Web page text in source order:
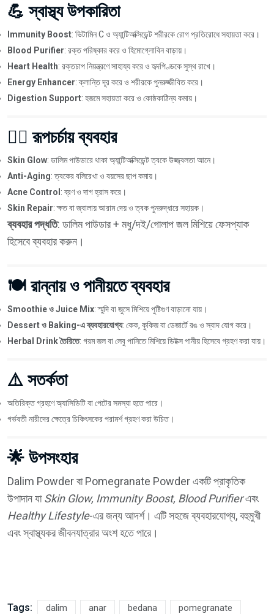
💪 স্বাস্থ্য উপকারিতা
Immunity Boost: ভিটামিন C ও অ্যান্টিঅক্সিডেন্ট শরীরকে রোগ প্রতিরোধে সহায়তা করে।
Blood Purifier: রক্ত পরিষ্কার করে ও হিমোগ্লোবিন বাড়ায়।
Heart Health: রক্তচাপ নিয়ন্ত্রণে সাহায্য করে ও হৃদপিণ্ডকে সুস্থ রাখে।
Energy Enhancer: ক্লান্তি দূর করে ও শরীরকে পুনরুজ্জীবিত করে।
Digestion Support: হজমে সহায়তা করে ও কোষ্ঠকাঠিন্য কমায়।
💆‍♀️ রূপচর্চায় ব্যবহার
Skin Glow: ডালিম পাউডারে থাকা অ্যান্টিঅক্সিডেন্ট ত্বকে উজ্জ্বলতা আনে।
Anti-Aging: ত্বকের বলিরেখা ও বয়সের ছাপ কমায়।
Acne Control : ব্রণ ও দাগ হ্রাস করে।
Skin Repair: ক্ষত বা জ্বালায় আরাম দেয় ও ত্বক পুনরুদ্ধারে সহায়ক।
ব্যবহার পদ্ধতি: ডালিম পাউডার + মধু/দই/গোলাপ জল মিশিয়ে ফেসপ্যাক
হিসেবে ব্যবহার করুন।
🍽️ রান্নায় ও পানীয়তে ব্যবহার
Smoothie ও Juice Mix: স্মুদি বা জুসে মিশিয়ে পুষ্টিগুণ বাড়ানো যায়।
Dessert ও Baking-এ ব্যবহারযোগ্য: কেক, কুকিজ বা ডেজার্টে রঙ ও স্বাদ যোগ করে।
Herbal Drink তৈরিতে: গরম জল বা লেবু পানিতে মিশিয়ে ডিটক্স পানীয় হিসেবে গ্রহণ করা যায়।
⚠️ সতর্কতা
অতিরিক্ত গ্রহণে অ্যাসিডিটি বা পেটের সমস্যা হতে পারে।
গর্ভবতী নারীদের ক্ষেত্রে চিকিৎসকের পরামর্শ গ্রহণ করা উচিত।
🌟 উপসংহার
Dalim Powder বা Pomegranate Powder একটি প্রাকৃতিক
উপাদান যাSkin Glow, Immunity Boost, Blood Purifierএবং
Healthy Lifestyle-এর জন্য আদর্শ। এটি সহজে ব্যবহারযোগ্য, বহুমুখী
এবং স্বাস্থ্যকর জীবনযাত্রার অংশ হতে পারে।
Tags: dalim anar bedana
pomegranate